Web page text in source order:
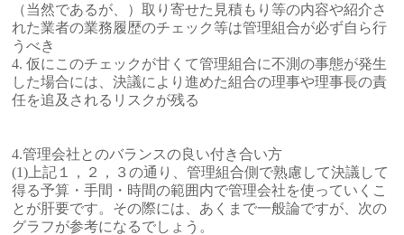
（当然であるが、）取り寄せた見積もり等の内容や紹介さ
れた業者の業務履歴のチェック等は管理組合が必ず自ら行
うべき
4. 仮にこのチェックが甘くて管理組合に不測の事態が発生
した場合には、決議により進めた組合の理事や理事長の責
任を追及されるリスクが残る
4.管理会社とのバランスの良い付き合い方
(1)上記１，２，３の通り、管理組合側で熟慮して決議して
得る予算・手間・時間の範囲内で管理会社を使っていくこ
とが肝要です。その際には、あくまで一般論ですが、次の
グラフが参考になるでしょう。